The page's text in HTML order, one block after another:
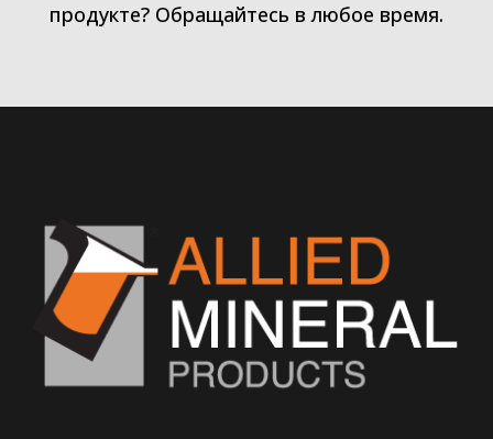
продукте? Обращайтесь в любое время.